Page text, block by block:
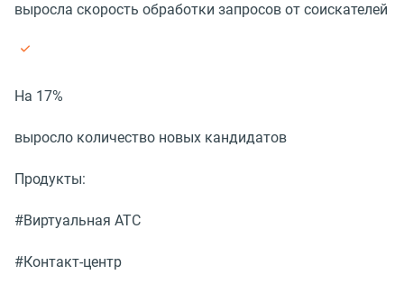
выросла скорость обработки запросов от соискателей
На 17%
выросло количество новых кандидатов
Продукты:
#Виртуальная АТС
#Контакт-центр